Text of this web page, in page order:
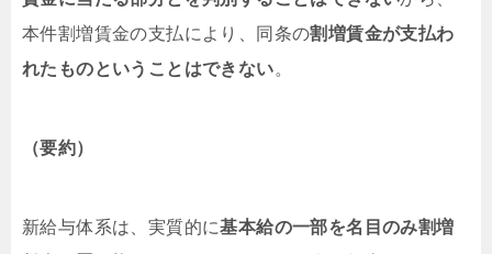
本件割増賃金の支払により、同条の割増賃金が支払わ
れたものということはできない。
（要約）
新給与体系は、実質的に基本給の一部を名目のみ割増